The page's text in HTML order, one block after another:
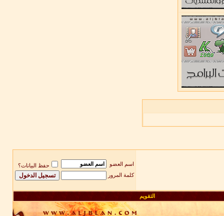
اسم العضو
حفظ البيانات؟
كلمة المرور
التقويم